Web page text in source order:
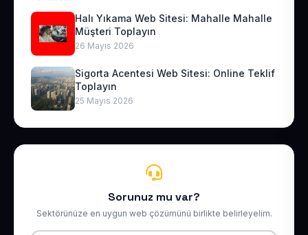
Halı Yıkama Web Sitesi: Mahalle Mahalle
Müşteri Toplayın
26 Mayıs 2026
Sigorta Acentesi Web Sitesi: Online Teklif
Toplayın
25 Mayıs 2026
Sorunuz mu var?
Sektörünüze en uygun web çözümünü birlikte belirleyelim.